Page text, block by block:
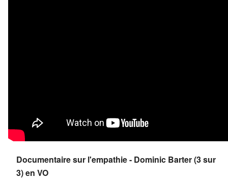
Documentaire sur l'empathie - Dominic Barter (3 sur
3) en VO